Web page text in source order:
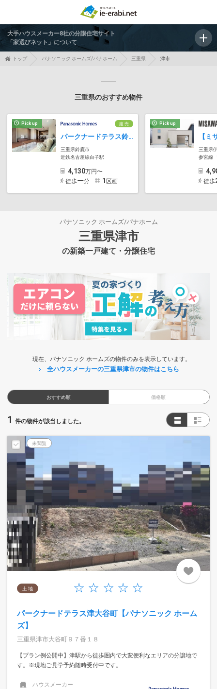
大手ハウスメーカー8社の分譲住宅サイト
「家選びネット」について
トップ パナソニック ホームズ/パナホーム 三重県 津市
三重県のおすすめ物件
Pick up 建 売
パークナードテラス鈴鹿市桜島【パナソニック ホームズ】
三重県鈴鹿市
近鉄名古屋線白子駅
4,130万円〜
徒歩ー分 1 区画
Pick up
三重県
参宮線
徒歩
パナソニック ホームズ/パナホーム
三重県津市
の新築一戸建て・分譲住宅
現在、パナソニック ホームズの物件のみを表示しています。
全ハウスメーカーの三重県津市の物件はこちら
おすすめ順 価格順
1 件の物件が該当しました。
未閲覧
土 地
パークナードテラス津大谷町【パナソニック ホーム
ズ】
三重県津市大谷町９７番１８
【プラン例公開中】津駅から徒歩圏内で大変便利なエリアの分譲地で
す。※現地ご見学予約随時受付中です。
ハウスメーカー